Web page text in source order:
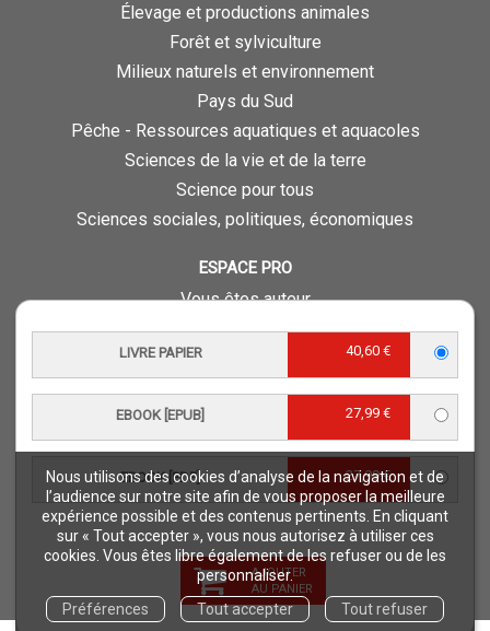
Nous utilisons des cookies d’analyse de la navigation et de
l’audience sur notre site afin de vous proposer la meilleure
expérience possible et des contenus pertinents. En cliquant
sur « Tout accepter », vous nous autorisez à utiliser ces
cookies. Vous êtes libre également de les refuser ou de les
personnaliser.
Préférences
Tout accepter Tout refuser
LIVRE PAPIER 40,60 €
EBOOK [EPUB] 27,99 €
EBOOK [PDF] 27,99 €
AJOUTER
AU PANIER
Élevage et productions animales
Forêt et sylviculture
Milieux naturels et environnement
Pays du Sud
Pêche - Ressources aquatiques et aquacoles
Sciences de la vie et de la terre
Science pour tous
Sciences sociales, politiques, économiques
ESPACE PRO
Vous êtes auteur
Vous êtes journaliste
Vous êtes libraire
Foreign rights
Procédure d'évaluation
NOTRE SITE
Quae © 2018
Mentions légales
Déclaration d'accessibilité